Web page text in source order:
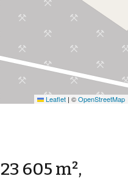
Leaflet | ©OpenStreetMap
605 m²,